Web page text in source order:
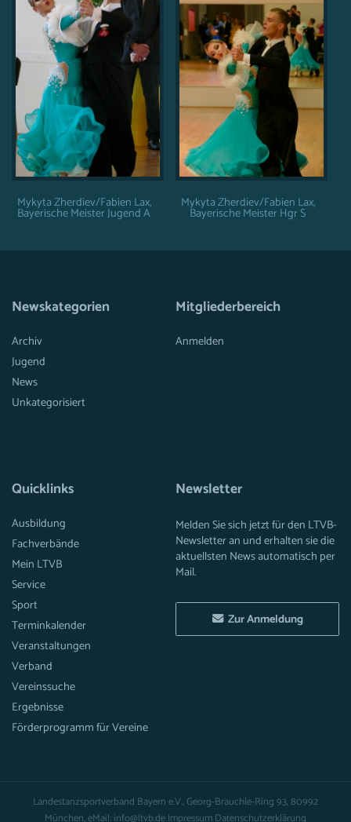
Mykyta Zherdiev/Fabien Lax,
Bayerische Meister Jugend A
Mykyta Zherdiev/Fabien Lax,
Bayerische Meister Hgr S
Newskategorien
Archiv
Jugend
News
Unkategorisiert
Mitgliederbereich
Anmelden
Quicklinks
Ausbildung
Fachverbände
Mein LTVB
Service
Sport
Terminkalender
Veranstaltungen
Verband
Vereinssuche
Ergebnisse
Förderprogramm für Vereine
Newsletter
Melden Sie sich jetzt für den LTVB-
Newsletter an und erhalten sie die
aktuellsten News automatisch per
Mail.
Zur Anmeldung
Landestanzsportverband Bayern e.V., Georg-Brauchle-Ring 93, 80992